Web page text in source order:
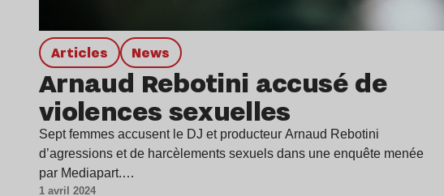
Articles news
Arnaud Rebotini accusé de
violences sexuelles
Sept femmes accusent le DJ et producteur Arnaud Rebotini
d’agressions et de harcèlements sexuels dans une enquête menée
par Mediapart.…
1 avril 2024